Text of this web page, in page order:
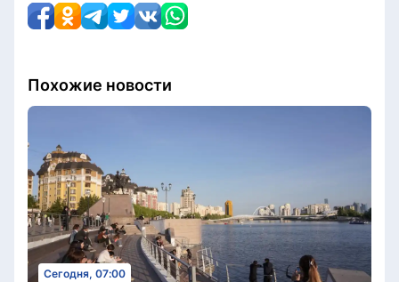
Похожие новости
Сегодня, 07:00